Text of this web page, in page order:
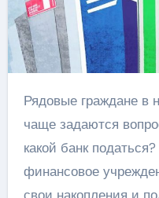
Рядовые граждане в наше тяжелое время все
чаще задаются
какой банк
финансовое